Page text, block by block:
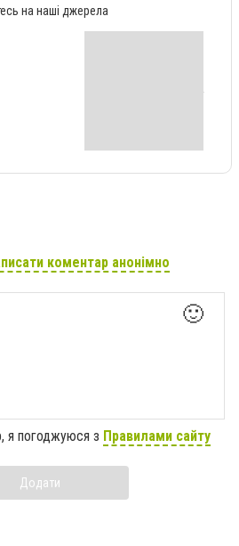
на наші джерела
коментар анонімно
🙂
я погоджуюся з Правилами сайту
Додати